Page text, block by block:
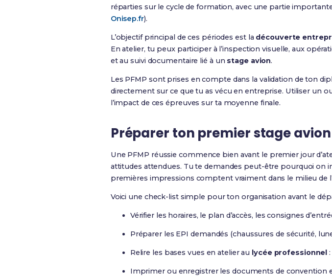
réparties sur le cycle de formation, avec une partie
Onisep.fr).
L’objectif principal de ces périodes est la découverte
En atelier, tu peux participer à l’inspection visuelle, aux
et au suivi documentaire lié à un stage avion.
Les PFMP sont prises en compte dans la validation de ton
directement sur ce que tu as vécu en entreprise. Utiliser un
l’impact de ces épreuves sur ta moyenne finale.
Préparer ton premier stage
Une PFMP réussie commence bien avant le premier jour
attitudes attendues. Tu te demandes peut-être pourquoi on
premières impressions comptent vraiment dans le milieu de
Voici une check-list simple pour ton organisation avant le
Vérifier les horaires, le plan d’accès, les consignes
Préparer les EPI demandés (chaussures de sécurité,
Relire les bases vues en atelier au lycée professionnel
Imprimer ou enregistrer les documents de convention